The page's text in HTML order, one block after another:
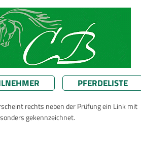
PFERDELISTE
rechts neben der Prüfung ein Link mit
gekennzeichnet.